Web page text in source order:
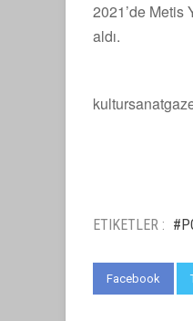
2021’de Metis
aldı.
ETIKETLER :
Facebook